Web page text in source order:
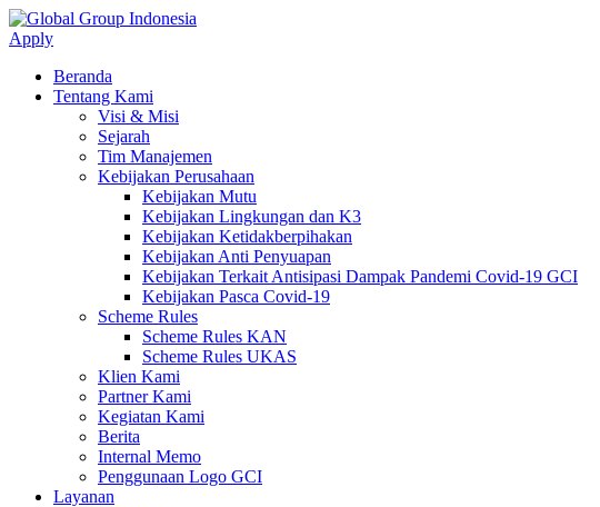
Apply
Beranda
Tentang Kami
Visi & Misi
Sejarah
Tim Manajemen
Kebijakan Perusahaan
Kebijakan Mutu
Kebijakan Lingkungan dan K3
Kebijakan Ketidakberpihakan
Kebijakan Anti Penyuapan
Kebijakan Terkait Antisipasi Dampak Pandemi Covid-19 GCI
Kebijakan Pasca Covid-19
Scheme Rules
Scheme Rules KAN
Scheme Rules UKAS
Klien Kami
Partner Kami
Kegiatan Kami
Berita
Internal Memo
Penggunaan Logo GCI
Layanan